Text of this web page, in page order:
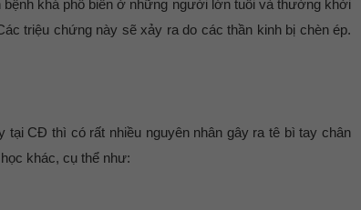
khá phổ biến ở những người lớn tuổi và thường khởi
triệu chứng này sẽ xảy ra do các thần kinh bị chèn ép.
tại CĐ thì có rất nhiều nguyên nhân gây ra tê bì tay chân
khác, cụ thể như: